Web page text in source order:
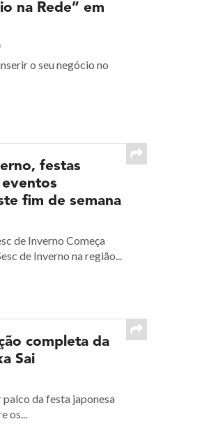
na Rede” em
o seu negócio no
festas
eventos
fim de semana
de Inverno Começa
de Inverno na região...
completa da
Sai
da festa japonesa
os...